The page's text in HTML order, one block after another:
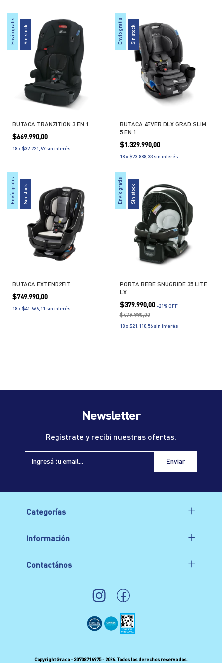
Envío gratis Sin stock
BUTACA TRANZITION 3 EN 1
$669.990,00
18 x $37.221,67 sin interés
Envío gratis Sin stock
BUTACA 4EVER DLX GRAD SLIM
5 EN 1
$1.329.990,00
18 x $73.888,33 sin interés
Envío gratis Sin stock
BUTACA EXTEND2FIT
$749.990,00
18 x $41.666,11 sin interés
Envío gratis Sin stock
PORTA BEBE SNUGRIDE 35 LITE
LX
$379.990,00 -21 % OFF
$479.990,00
18 x $21.110,56 sin interés
Newsletter
Registrate y recibí nuestras ofertas.
Categorías
Información
Contactános
Copyright Graco - 30708716975 - 2026. Todos los derechos reservados.